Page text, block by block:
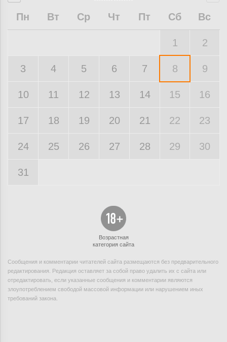
Пн Вт Ср Чт Пт Сб Вс
1 2
3 4 5 6 7 8 9
10 11 12 13 14 15 16
17 18 19 20 21 22 23
24 25 26 27 28 29 30
31
Возрастная
категория сайта
Сообщения и комментарии читателей сайта размещаются без предварительного
редактирования. Редакция оставляет за собой право удалить их с сайта или
отредактировать, если указанные сообщения и комментарии являются
злоупотреблением свободой массовой информации или нарушением иных
требований закона.